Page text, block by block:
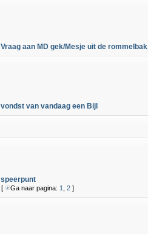
Vraag aan MD gek/Mesje uit de rommelbak
vondst van vandaag een Bijl
speerpunt
[ Ga naar pagina: 1 2 ]